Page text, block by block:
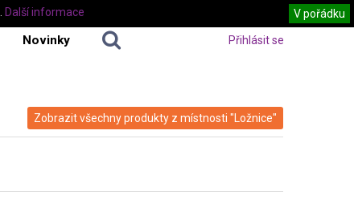
Novinky Přihlásit se
Zobrazit všechny produkty z místnosti "Ložnice"
V pořádku
Další informace